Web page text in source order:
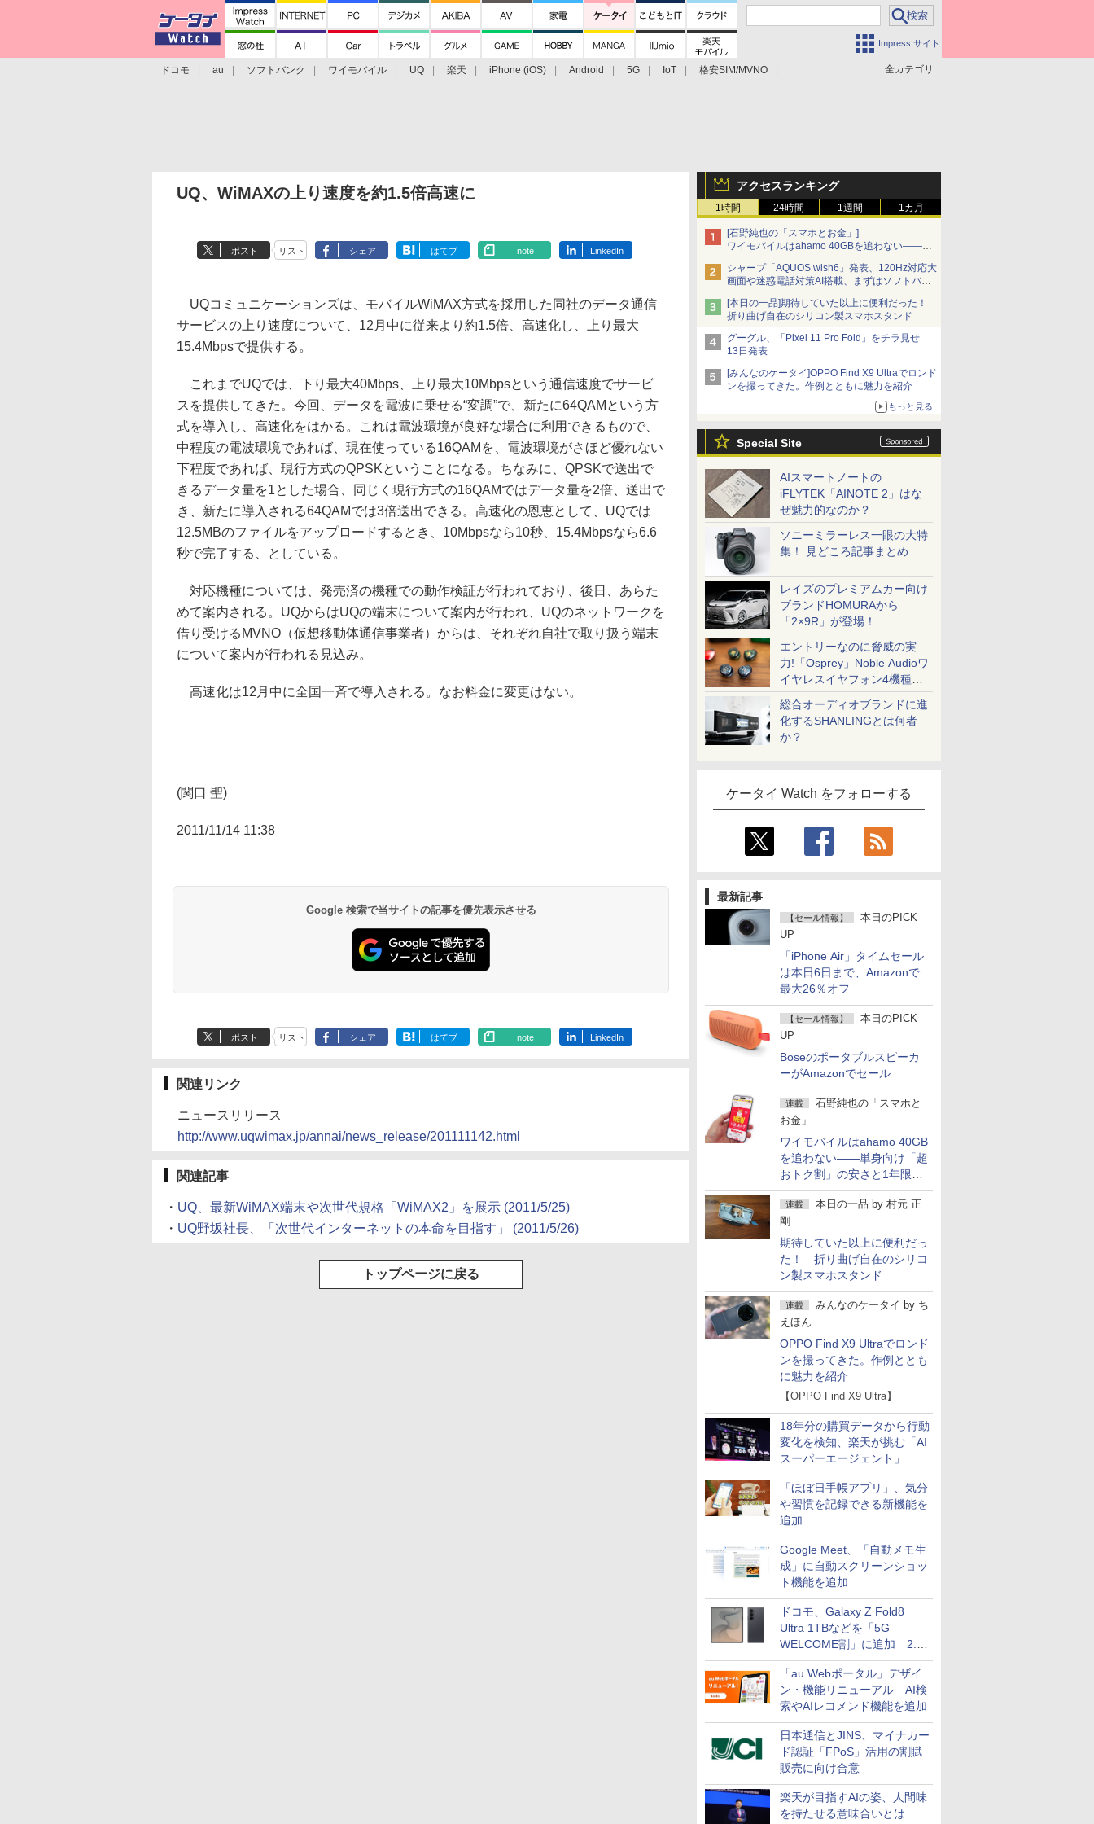
Impress サイト
全カテゴリ
ドコモ au ソフトバンク ワイモバイル UQ 楽天 iPhone (iOS) Android 5G IoT
格安SIM/MVNO
アクセスランキング
1時間 24時間 1週間 1カ月
[石野純也の「スマホとお金」]
ワイモバイルはahamo 40GBを追わない――単
身向け「超おトク割」の安さと1年限定の注意
点
シャープ「AQUOS wish6」発表、120Hz対応大
画面や迷惑電話対策AI搭載、まずはソフトバン
クの法人向け
[本日の一品]期待していた以上に便利だった！
折り曲げ自在のシリコン製スマホスタンド
グーグル、「Pixel 11 Pro Fold」をチラ見せ
13日発表
[みんなのケータイ]OPPO Find X9 Ultraでロンド
ンを撮ってきた。作例とともに魅力を紹介
もっと見る
Special Site
AIスマートノートの
iFLYTEK「AINOTE 2」はな
ぜ魅力的なのか？
ソニーミラーレス一眼の大特
集！ 見どころ記事まとめ
レイズのプレミアムカー向け
ブランドHOMURAから
「2×9R」が登場！
エントリーなのに脅威の実
力!「Osprey」Noble Audioワ
イヤレスイヤフォン4機種を
一気に聴く
総合オーディオブランドに進
化するSHANLINGとは何者
か？
ケータイ Watch をフォローする
最新記事
【セール情報】
本日のPICK
UP
「iPhone Air」タイムセール
は本日6日まで、Amazonで
最大26％オフ
【セール情報】
本日のPICK
UP
Boseのポータブルスピーカ
ーがAmazonでセール
連載
石野純也の「スマホと
お金」
ワイモバイルはahamo 40GB
を追わない――単身向け「超
おトク割」の安さと1年限定
の注意点
連載 本日の一品 by 村元 正
剛
期待していた以上に便利だっ
た！ 折り曲げ自在のシリコ
ン製スマホスタンド
連載 みんなのケータイ by ち
えほん
OPPO Find X9 Ultraでロンド
ンを撮ってきた。作例ととも
に魅力を紹介
【OPPO Find X9 Ultra】
18年分の購買データから行動
変化を検知、楽天が挑む「AI
スーパーエージェント」
「ほぼ日手帳アプリ」、気分
や習慣を記録できる新機能を
追加
Google Meet、「自動メモ生
成」に自動スクリーンショッ
ト機能を追加
ドコモ、Galaxy Z Fold8
Ultra 1TBなどを「5G
WELCOME割」に追加 2.2
万円引き
「au Webポータル」デザイ
ン・機能リニューアル AI検
索やAIレコメンド機能を追加
日本通信とJINS、マイナカー
ド認証「FPoS」活用の割賦
販売に向け合意
楽天が目指すAIの姿、人間味
を持たせる意味合いとは
UQ、WiMAXの上り速度を約1.5倍高速に
ポスト リスト シェア はてブ note LinkedIn
UQコミュニケーションズは、モバイルWiMAX方式を採用した同社のデータ通信
サービスの上り速度について、12月中に従来より約1.5倍、高速化し、上り最大
15.4Mbpsで提供する。
これまでUQでは、下り最大40Mbps、上り最大10Mbpsという通信速度でサービ
スを提供してきた。今回、データを電波に乗せる“変調”で、新たに64QAMという方
式を導入し、高速化をはかる。これは電波環境が良好な場合に利用できるもので、
中程度の電波環境であれば、現在使っている16QAMを、電波環境がさほど優れない
下程度であれば、現行方式のQPSKということになる。ちなみに、QPSKで送出で
きるデータ量を1とした場合、同じく現行方式の16QAMではデータ量を2倍、送出で
き、新たに導入される64QAMでは3倍送出できる。高速化の恩恵として、UQでは
12.5MBのファイルをアップロードするとき、10Mbpsなら10秒、15.4Mbpsなら6.6
秒で完了する、としている。
対応機種については、発売済の機種での動作検証が行われており、後日、あらた
めて案内される。UQからはUQの端末について案内が行われ、UQのネットワークを
借り受けるMVNO（仮想移動体通信事業者）からは、それぞれ自社で取り扱う端末
について案内が行われる見込み。
高速化は12月中に全国一斉で導入される。なお料金に変更はない。
(関口 聖)
2011/11/14 11:38
Google 検索で当サイトの記事を優先表示させる
ポスト リスト シェア はてブ note LinkedIn
関連リンク
ニュースリリース
http://www.uqwimax.jp/annai/news_release/201111142.html
関連記事
・ UQ、最新WiMAX端末や次世代規格「WiMAX2」を展示 (2011/5/25)
・ UQ野坂社長、「次世代インターネットの本命を目指す」 (2011/5/26)
トップページに戻る